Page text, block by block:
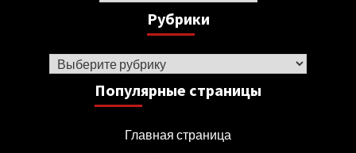
Рубрики
Рубрики
Популярные страницы
Главная страница